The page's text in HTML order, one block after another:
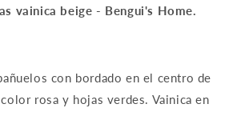
vainica beige - Bengui's Home.
con bordado en el centro de
rosa y hojas verdes. Vainica en